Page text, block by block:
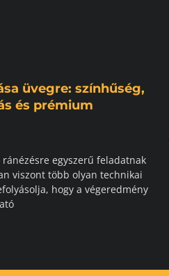
üvegre: színhűség,
és prémium
ránézésre egyszerű feladatnak
viszont több olyan technikai
hogy a végeredmény